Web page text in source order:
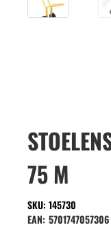
75 M
SKU: 145730
EAN: 5701747057306